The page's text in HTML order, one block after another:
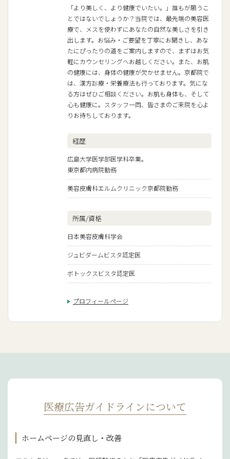
「より美しく、より健康でいたい。」誰もが願うこ
とではないでしょうか？当院では、最先端の美容医
療で、メスを使わずにあなたの自然な美しさを引き
出します。お悩み・ご要望を丁寧にお聞きし、あな
たにぴったりの道をご案内しますので、まずはお気
軽にカウンセリングへお越しください。また、お肌
の健康には、身体の健康が欠かせません。京都院で
は、漢方診療・栄養療法も行っております。気にな
る方はぜひご相談ください。お肌も身体も、そして
心も健康に。スタッフ一同、皆さまのご来院を心よ
りお待ちしております。
経歴
広島大学医学部医学科卒業。
東京都内病院勤務
美容皮膚科エルムクリニック京都院勤務
所属/資格
日本美容皮膚科学会
ジュビダームビスタ認定医
ボトックスビスタ認定医
プロフィールページ
医療広告ガイドラインについて
ホームページの見直し・改善